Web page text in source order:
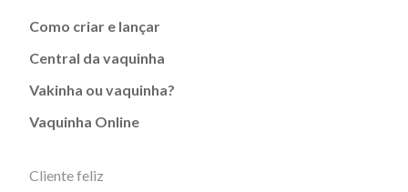
Como criar e lançar
Central da vaquinha
Vakinha ou vaquinha?
Vaquinha Online
Cliente feliz